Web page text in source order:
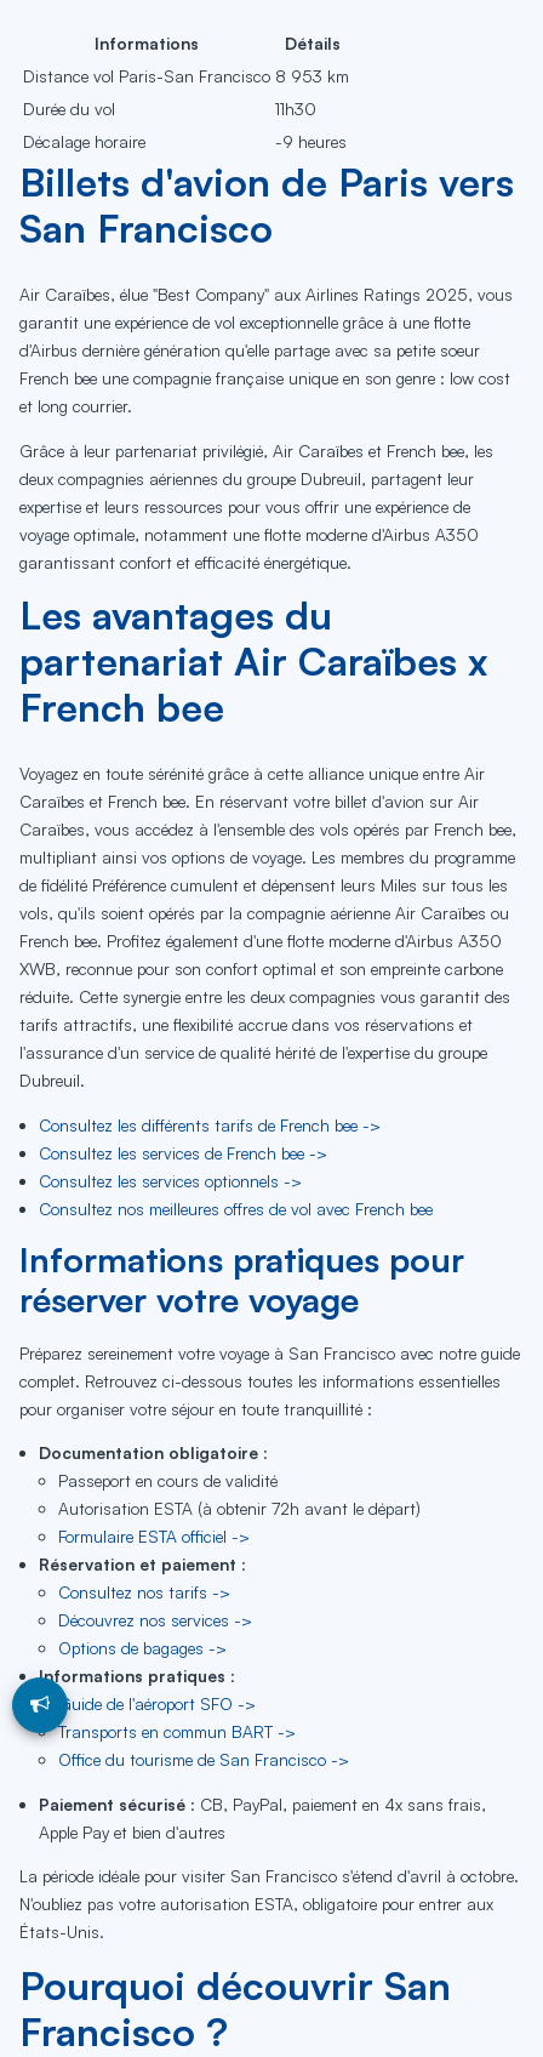
Informations
Détails
Distance vol Paris-San Francisco 8 953 km
Durée du vol
11h30
Décalage horaire
-9 heures
Billets d'avion de Paris vers
San Francisco
Air Caraïbes, élue "Best Company" aux Airlines Ratings 2025, vous
garantit une expérience de vol exceptionnelle grâce à une flotte
d'Airbus dernière génération qu'elle partage avec sa petite soeur
French bee une compagnie française unique en son genre : low cost
et long courrier.
Grâce à leur partenariat privilégié, Air Caraïbes et French bee, les
deux compagnies aériennes du groupe Dubreuil, partagent leur
expertise et leurs ressources pour vous offrir une expérience de
voyage optimale, notamment une flotte moderne d'Airbus A350
garantissant confort et efficacité énergétique.
Les avantages du
partenariat Air Caraïbes x
French bee
Voyagez en toute sérénité grâce à cette alliance unique entre Air
Caraïbes et French bee. En réservant votre billet d'avion sur Air
Caraïbes, vous accédez à l'ensemble des vols opérés par French bee,
multipliant ainsi vos options de voyage. Les membres du programme
de fidélité Préférence cumulent et dépensent leurs Miles sur tous les
vols, qu'ils soient opérés par la compagnie aérienne Air Caraïbes ou
French bee. Profitez également d'une flotte moderne d'Airbus A350
XWB, reconnue pour son confort optimal et son empreinte carbone
réduite. Cette synergie entre les deux compagnies vous garantit des
tarifs attractifs, une flexibilité accrue dans vos réservations et
l'assurance d'un service de qualité hérité de l'expertise du groupe
Dubreuil.
Consultez les différents tarifs de French bee ->
Consultez les services de French bee ->
Consultez les services optionnels ->
Consultez nos meilleures offres de vol avec French bee
Informations pratiques pour
réserver votre voyage
Préparez sereinement votre voyage à San Francisco avec notre guide
complet. Retrouvez ci-dessous toutes les informations essentielles
pour organiser votre séjour en toute tranquillité :
Documentation obligatoire :
Passeport en cours de validité
Autorisation ESTA (à obtenir 72h avant le départ)
Formulaire ESTA officiel ->
Réservation et paiement :
Consultez nos tarifs ->
Découvrez nos services ->
Options de bagages ->
Informations pratiques :
Guide de l'aéroport SFO ->
Transports en commun BART ->
Office du tourisme de San Francisco ->
Paiement sécurisé : CB, PayPal, paiement en 4x sans frais,
Apple Pay et bien d'autres
La période idéale pour visiter San Francisco s'étend d'avril à octobre.
N'oubliez pas votre autorisation ESTA, obligatoire pour entrer aux
États-Unis.
Pourquoi découvrir San
Francisco ?